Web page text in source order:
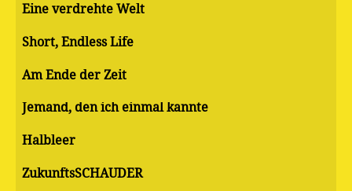
Eine verdrehte Welt
Short, Endless Life
Am Ende der Zeit
Jemand, den ich einmal kannte
Halbleer
ZukunftsSCHAUDER